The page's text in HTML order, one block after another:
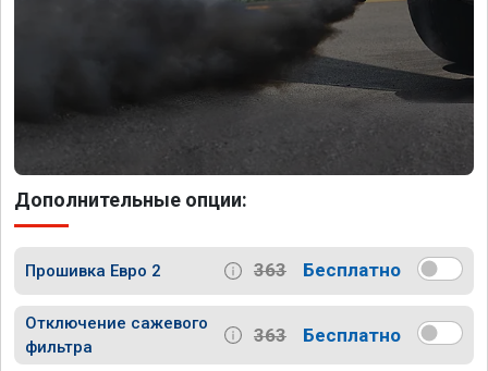
Дополнительные опции:
Прошивка Евро 2 363 Бесплатно
Отключение сажевого
фильтра
363 Бесплатно